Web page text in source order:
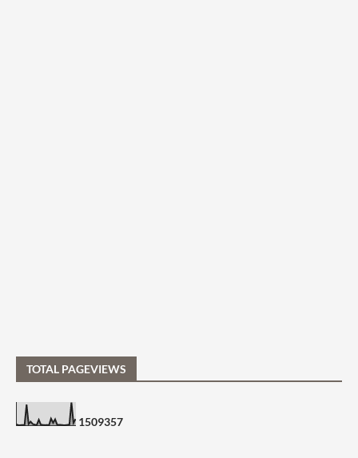
TOTAL PAGEVIEWS
1509357